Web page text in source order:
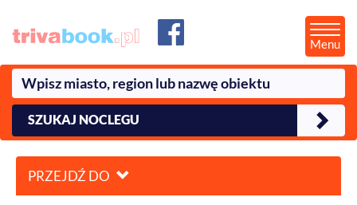
Menu
SZUKAJ NOCLEGU
PRZEJDŹ DO